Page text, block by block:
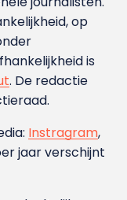
op
is
. De redactie
Instragram,
jaar verschijnt